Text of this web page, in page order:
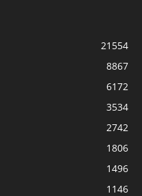
21554
8867
6172
3534
2742
1806
1496
1146